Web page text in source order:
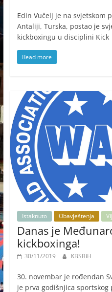
Edin Vučelj je na svjetskom
Antaliji, Turska, postao je
kickboxingu u disciplini Kick
Read more
Istaknuto Obavještenja
Danas je
kickboxinga!
30/11/2019 KBSBiH
30. novembar je rođendan
je prva godišnjica